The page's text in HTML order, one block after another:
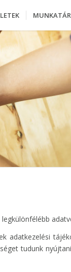
adatkezelési
tudunk